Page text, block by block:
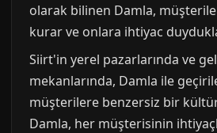
olarak bilinen Damla,
kurar ve onlara ihtiyac
Siirt'in yerel pazarlarında ve
mekanlarında, Damla ile
müşterilere benzersiz bir
Damla, her müşterisinin